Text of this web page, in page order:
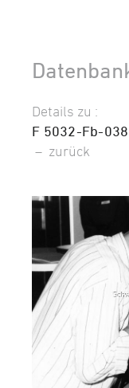
Details zu :
F 5032-Fb-
– zurück